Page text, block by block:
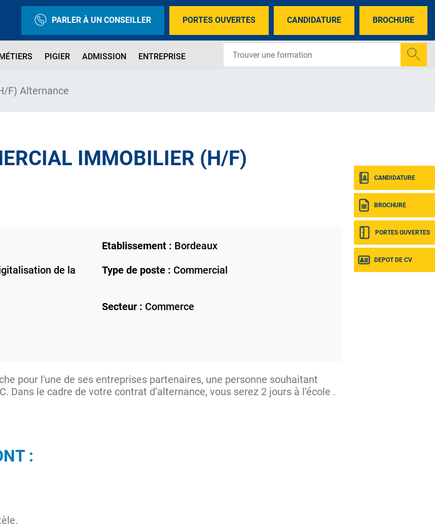
PARLER À UN CONSEILLER PORTES OUVERTES CANDIDATURE BROCHURE
PIGIER ADMISSION ENTREPRISE
CANDIDATURE
BROCHURE
PORTES OUVERTES
DEPOT DE CV
F) Alternance
IMMOBILIER (H/F)
Etablissement : Bordeaux
de la
Type de poste : Commercial
Secteur : Commerce
pour l'une de ses entreprises partenaires, une personne souhaitant
Dans le cadre de votre contrat d’alternance, vous serez 2 jours à l’école .
: